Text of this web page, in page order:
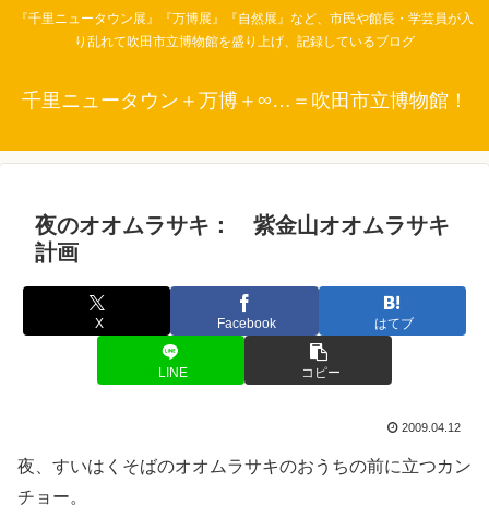
『千里ニュータウン展』『万博展』『自然展』など、市民や館長・学芸員が入
り乱れて吹田市立博物館を盛り上げ、記録しているブログ
千里ニュータウン＋万博＋∞…＝吹田市立博物館！
夜のオオムラサキ： 紫金山オオムラサキ
計画
X Facebook はてブ
LINE コピー
2009.04.12
夜、すいはくそばのオオムラサキのおうちの前に立つカン
チョー。